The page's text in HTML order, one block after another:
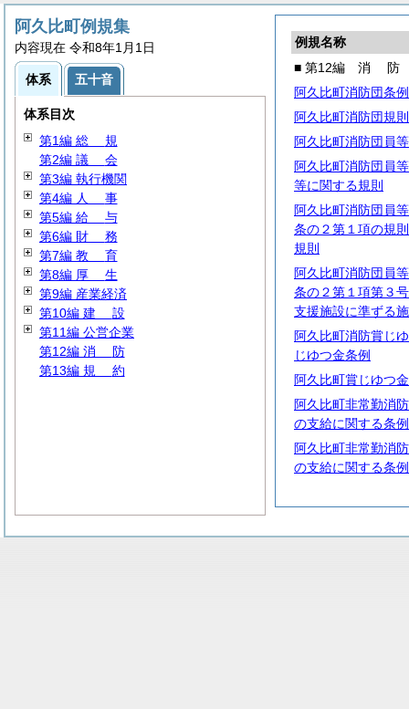
例規名称
■ 第12編 消 防
阿久比町消防団条例
阿久比町消防団規則
阿久比町消防団員
阿久比町消防団員
等に関する規則
阿久比町消防団員
条の２第１項の規
規則
阿久比町消防団員
条の２第１項第３
支援施設に準ずる
阿久比町消防賞じ
じゆつ金条例
阿久比町賞じゆつ
阿久比町非常勤消
の支給に関する条例
阿久比町非常勤消
の支給に関する条
阿久比町例規集
内容現在 令和8年1月1日
体系 五十音
体系目次
第1編 総 規
第2編 議 会
第3編 執行機関
第4編 人 事
第5編 給 与
第6編 財 務
第7編 教 育
第8編 厚 生
第9編 産業経済
第10編 建 設
第11編 公営企業
第12編 消 防
第13編 規 約